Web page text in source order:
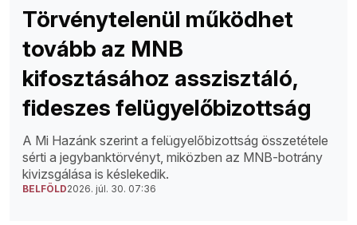
Törvénytelenül működhet
tovább az MNB
kifosztásához asszisztáló,
fideszes felügyelőbizottság
A Mi Hazánk szerint a felügyelőbizottság összetétele
sérti a jegybanktörvényt, miközben az MNB-botrány
kivizsgálása is késlekedik.
BELFÖLD2026. júl. 30. 07:36